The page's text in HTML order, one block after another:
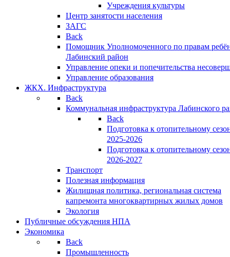
Учреждения культуры
Центр занятости населения
ЗАГС
Back
Помощник Уполномоченного по правам
Лабинский район
Управление опеки и попечительства
Управление образования
ЖКХ. Инфраструктура
Back
Коммунальная инфраструктура Лабинского
Back
Подготовка к отопительному
2025-2026
Подготовка к отопительному
2026-2027
Транспорт
Полезная информация
Жилищная политика, региональная система
капремонта многоквартирных жилых домов
Экология
Публичные обсуждения НПА
Экономика
Back
Промышленность